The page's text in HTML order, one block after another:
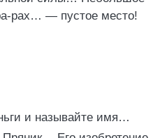
рах… — пустое место!
и называйте имя…